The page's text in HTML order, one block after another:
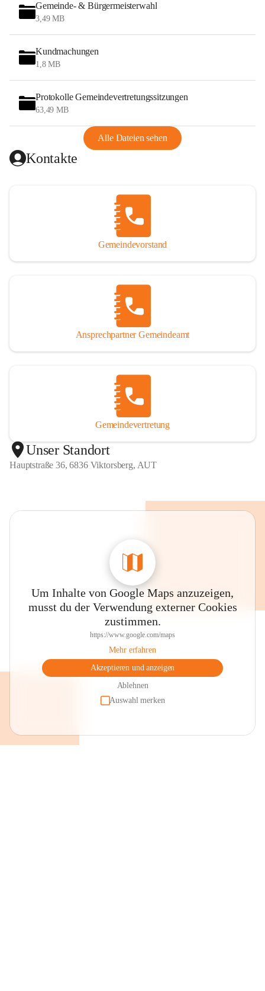
Gemeinde- & Bürgermeisterwahl
3,49 MB
Kundmachungen
1,8 MB
Protokolle Gemeindevertretungssitzungen
63,49 MB
Alle Dateien sehen
Kontakte
Gemeindevorstand
Ansprechpartner Gemeindeamt
Gemeindevertretung
Unser Standort
Hauptstraße 36, 6836 Viktorsberg, AUT
Um Inhalte von Google Maps anzuzeigen,
musst du der Verwendung externer Cookies
zustimmen.
https://www.google.com/maps
Mehr erfahren
Akzeptieren und anzeigen
Ablehnen
Auswahl merken